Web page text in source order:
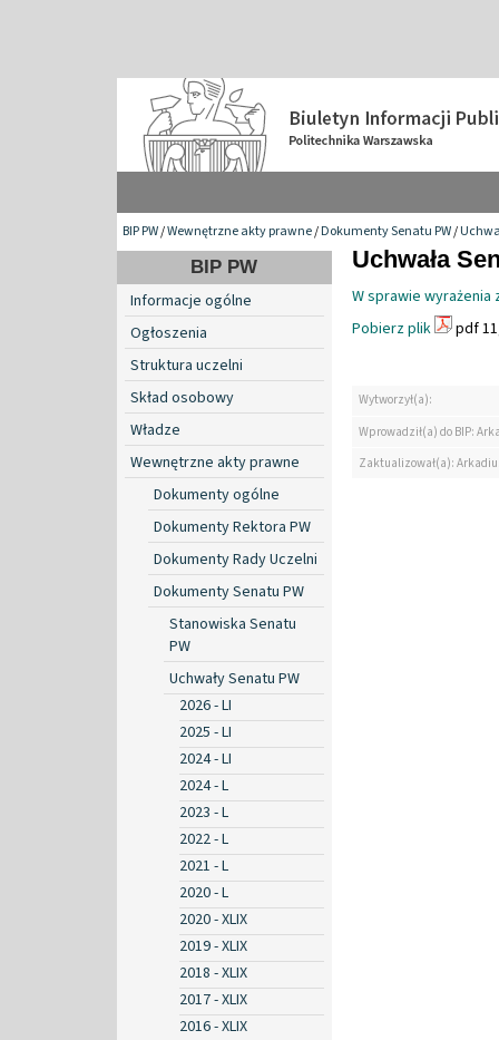
BIP PW/Wewnętrzne akty prawne/Dokumenty Senatu PW/
BIP PW
Informacje ogólne
Ogłoszenia
Struktura uczelni
Skład osobowy
Władze
Wewnętrzne akty prawne
Dokumenty ogólne
Dokumenty Rektora PW
Dokumenty Rady Uczelni
Dokumenty Senatu PW
Stanowiska Senatu
PW
Uchwały Senatu PW
2026 - LI
2025 - LI
2024 - LI
2024 - L
2023 - L
2022 - L
2021 - L
2020 - L
2020 - XLIX
2019 - XLIX
2018 - XLIX
2017 - XLIX
2016 - XLIX
Uchwała
W sprawie
Pobierz plik
pdf
Wytworzył(a):
Wprowadził(a) do BIP:
Zaktualizował(a):